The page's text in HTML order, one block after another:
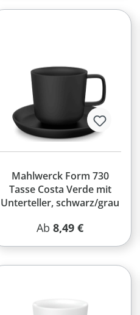
Mahlwerck Form 730
Tasse Costa Verde mit
Unterteller, schwarz/grau
Regulärer Preis:
Ab8,49 €